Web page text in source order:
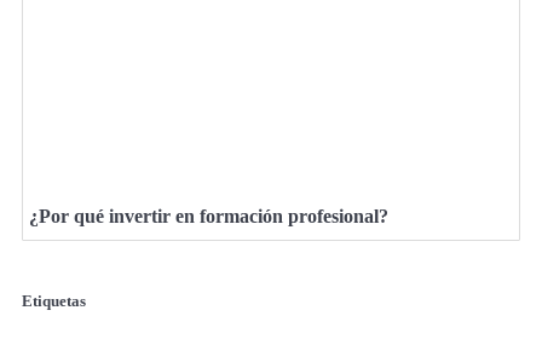
¿Por qué invertir en formación profesional?
Etiquetas